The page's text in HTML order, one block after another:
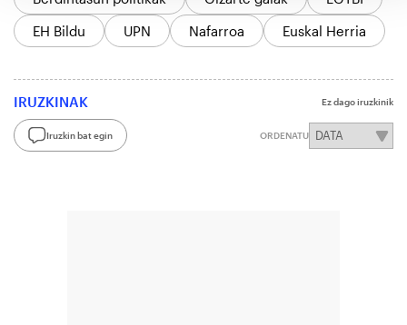
EH Bildu
UPN Nafarroa Euskal Herria
IRUZKINAK Ez dago iruzkinik
Iruzkin bat egin ORDENATU